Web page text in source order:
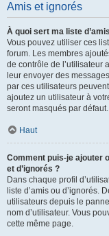
Amis et ignorés
À quoi sert ma liste
Vous pouvez utiliser ces
forum. Les membres
de contrôle de l’utilisateur
leur envoyer des
par ces utilisateurs
ajoutez un utilisateur à
seront masqués par défaut.
Haut
Comment puis-je ajouter
et d’ignorés ?
Dans chaque profil
liste d’amis ou d’ignorés.
utilisateurs depuis le
nom d’utilisateur. Vous
cette même page.